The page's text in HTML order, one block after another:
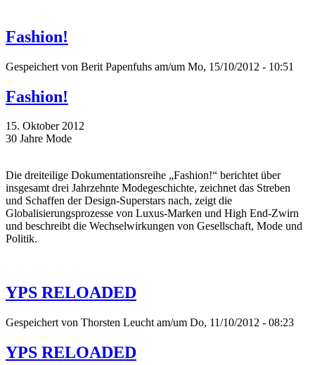
Fashion!
Gespeichert von Berit Papenfuhs am/um Mo, 15/10/2012 - 10:51
Fashion!
15. Oktober 2012
30 Jahre Mode
Die dreiteilige Dokumentationsreihe „Fashion!“ berichtet über
insgesamt drei Jahrzehnte Modegeschichte, zeichnet das Streben
und Schaffen der Design-Superstars nach, zeigt die
Globalisierungsprozesse von Luxus-Marken und High End-Zwirn
und beschreibt die Wechselwirkungen von Gesellschaft, Mode und
Politik.
YPS RELOADED
Gespeichert von Thorsten Leucht am/um Do, 11/10/2012 - 08:23
YPS RELOADED